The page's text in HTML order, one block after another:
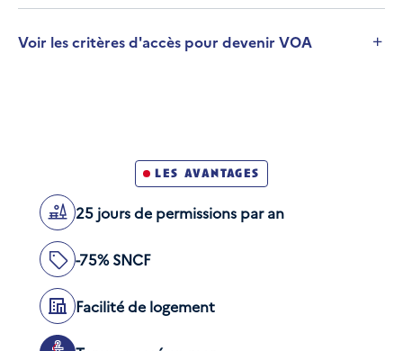
Voir les critères d'accès pour devenir VOA
Développer la section
Avoir accompli sa Journée de Défense et de
Citoyenneté (JDC ; ex-JAPD)
Être physiquement et médicalement apte
Être âgé de 21 à moins de 26 ans à la date de
dépôt du dossier de candidature
les avantages
25 jours de permissions par an
-75% SNCF
Facilité de logement